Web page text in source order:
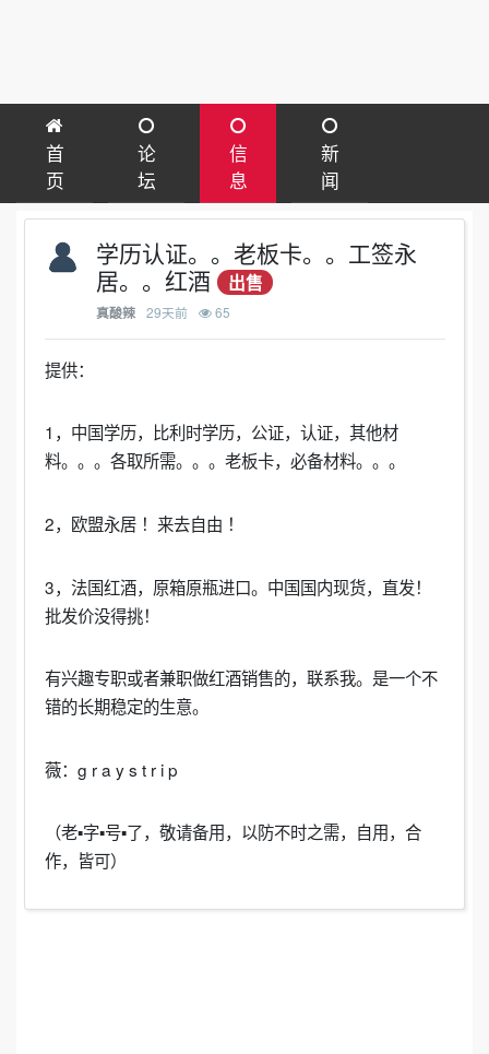
首
页
论
坛
信
息
新
闻
学历认证。。老板卡。。工签永
居。。红酒 出售
真酸辣 29天前 65
提供：
1，中国学历，比利时学历，公证，认证，其他材
料。。。各取所需。。。老板卡，必备材料。。。
2，欧盟永居 ！来去自由 ！
3，法国红酒，原箱原瓶进口。中国国内现货，直发！
批发价没得挑！
有兴趣专职或者兼职做红酒销售的，联系我。是一个不
错的长期稳定的生意。
薇：g r a y s t r i p
（老▪字▪号▪了，敬请备用，以防不时之需，自用，合
作，皆可）